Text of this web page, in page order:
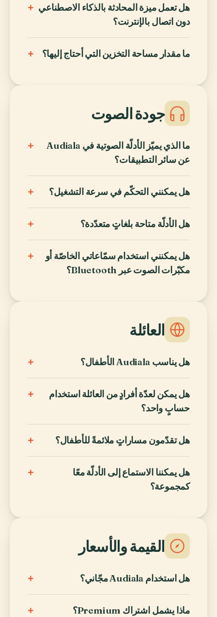
هل تعمل ميزة المحادثة بالذكاء الاصطناعي
دون اتصال بالإنترنت؟
+
ما مقدار مساحة التخزين التي أحتاج إليها؟ +
جودة الصوت
ما الذي يميّز الأدلّة الصوتية في Audiala
عن سائر التطبيقات؟
+
هل يمكنني التحكّم في سرعة التشغيل؟ +
هل الأدلّة متاحة بلغاتٍ متعدّدة؟ +
هل يمكنني استخدام سمّاعاتي الخاصّة أو
مكبّرات الصوت عبر Bluetooth؟
+
العائلة
هل يناسب Audiala الأطفال؟ +
هل يمكن لعدّة أفرادٍ من العائلة استخدام
حسابٍ واحد؟
+
هل تقدّمون مساراتٍ ملائمةً للأطفال؟ +
هل يمكننا الاستماع إلى الأدلّة معًا
كمجموعة؟
+
القيمة والأسعار
هل استخدام Audiala مجّاني؟ +
ماذا يشمل اشتراك Premium؟ +